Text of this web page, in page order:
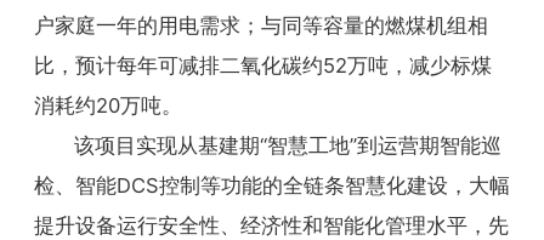
户家庭一年的用电需求；与同等容量的燃煤机组相
比，预计每年可减排二氧化碳约52万吨，减少标煤
消耗约20万吨。
该项目实现从基建期“智慧工地”到运营期智能巡
检、智能DCS控制等功能的全链条智慧化建设，大幅
提升设备运行安全性、经济性和智能化管理水平，先